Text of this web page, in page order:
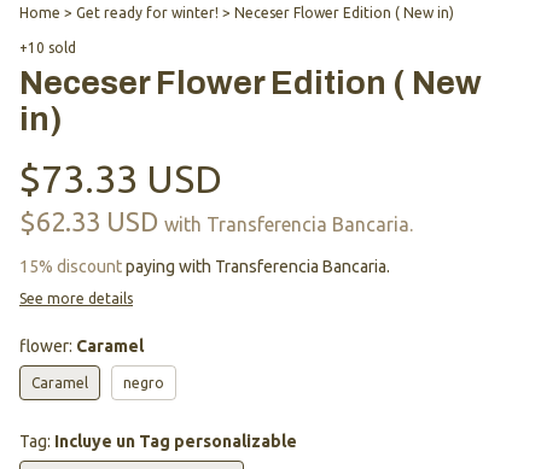
Home > Get ready for winter! > Neceser Flower Edition ( New in)
+10 sold
Neceser Flower Edition ( New
in)
$73.33 USD
$62.33 USD with Transferencia Bancaria.
15% discountpaying with Transferencia Bancaria.
See more details
flower: Caramel
Caramel negro
Tag: Incluye un Tag personalizable